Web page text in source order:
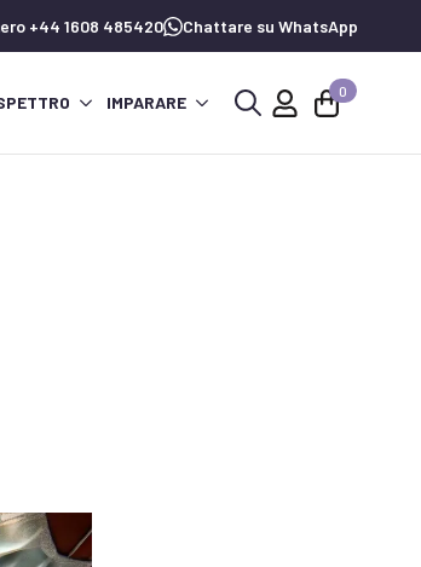
+44 1608 485420 Chattare su WhatsApp
IMPARARE
0